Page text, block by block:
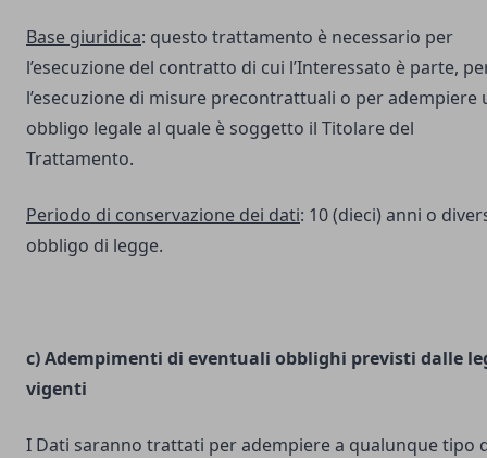
Base giuridica: questo trattamento è necessario per
l’esecuzione del contratto di cui l’Interessato è parte,
l’esecuzione di misure precontrattuali o per adempiere
obbligo legale al quale è soggetto il Titolare del
Trattamento.
Periodo di conservazione dei dati: 10 (dieci) anni o
obbligo di legge.
c) Adempimenti di eventuali obblighi previsti dalle
vigenti
I Dati saranno trattati per adempiere a qualunque tipo